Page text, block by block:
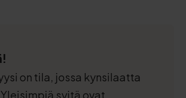
on tila, jossa kynsilaatta
Yleisimpiä syitä ovat